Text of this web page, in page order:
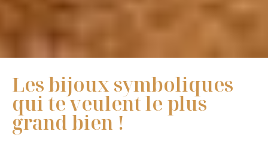
Les bijoux symboliques
qui te veulent le plus
grand bien !